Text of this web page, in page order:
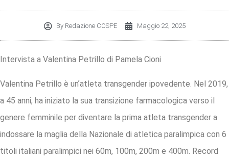
ByRedazione COSPE Maggio 22, 2025
Intervista a Valentina Petrillo di Pamela Cioni
Valentina Petrillo è unʼatleta transgender ipovedente. Nel 2019,
a 45 anni, ha iniziato la sua transizione farmacologica verso il
genere femminile per diventare la prima atleta transgender a
indossare la maglia della Nazionale di atletica paralimpica con 6
titoli italiani paralimpici nei 60m, 100m, 200m e 400m. Record